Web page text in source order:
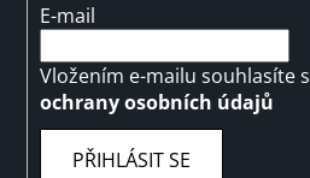
E-mail
Vložením e-mailu souhlasíte s
ochrany osobních údajů
PŘIHLÁSIT SE